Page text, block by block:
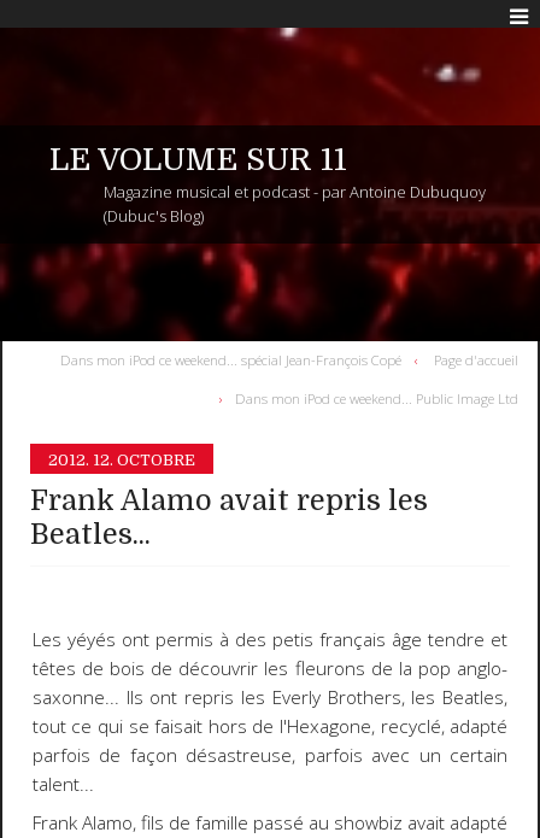
LE VOLUME SUR 11
Magazine musical et podcast - par Antoine Dubuquoy
(Dubuc's Blog)
Dans mon iPod ce weekend... spécial Jean-François Copé Page d'accueil
Dans mon iPod ce weekend... Public Image Ltd
2012. 12. OCTOBRE
Frank Alamo avait repris les
Beatles...
Les yéyés ont permis à des petis français âge tendre et
têtes de bois de découvrir les fleurons de la pop anglo-
saxonne... Ils ont repris les Everly Brothers, les Beatles,
tout ce qui se faisait hors de l'Hexagone, recyclé, adapté
parfois de façon désastreuse, parfois avec un certain
talent...
Frank Alamo, fils de famille passé au showbiz avait adapté